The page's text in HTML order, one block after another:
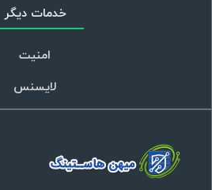
خدمات دیگر
امنیت
لایسنس